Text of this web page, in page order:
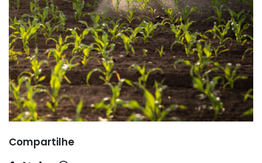
Compartilhe